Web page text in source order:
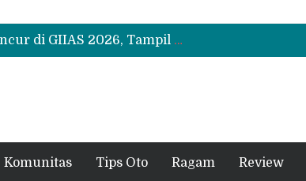
Leapmotor Mulai Perakitan Lokal di Indonesia, B10 dan C10 Jadi Model Perdana
Polytron G3+ Special Collaboration Meluncur di GIIAS 2026, Tampil Makin Gahar dengan Two-Tone
Bukan Cuma Layar 14,6 Inci, Ini Fitur Pintar Changan Nevo Q05 yang Dibanderol Rp309 Juta
Komunitas Tips Oto Ragam Review